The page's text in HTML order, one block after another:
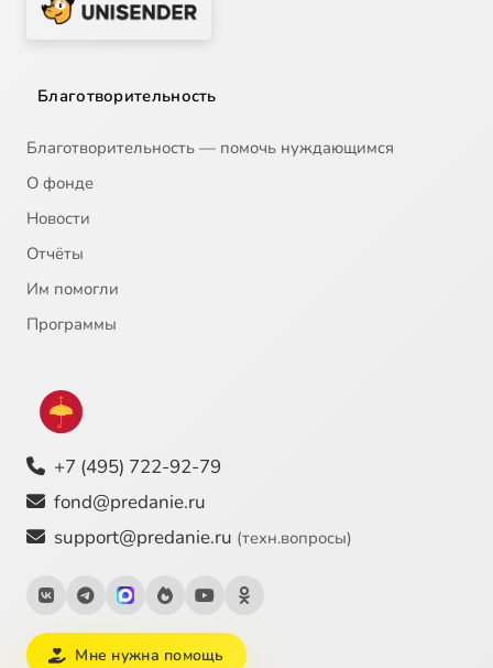
Благотворительность
Благотворительность — помочь нуждающимся
О фонде
Новости
Отчёты
Им помогли
Программы
+7 (495) 722-92-79
fond@predanie.ru
support@predanie.ru (техн.вопросы)
Мне нужна помощь